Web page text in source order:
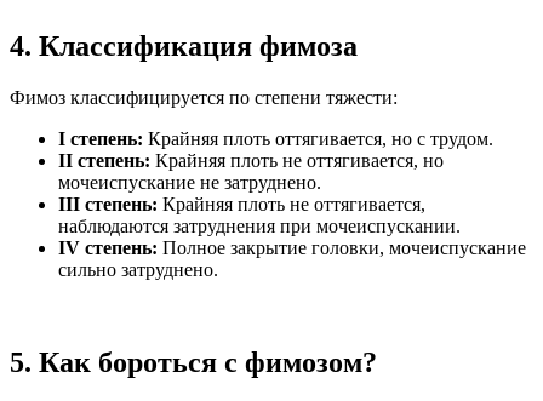
4. Классификация фимоза
Фимоз классифицируется по степени тяжести:
I степень: Крайняя плоть оттягивается, но с трудом.
II степень: Крайняя плоть не оттягивается, но
мочеиспускание не затруднено.
III степень: Крайняя плоть не оттягивается,
наблюдаются затруднения при мочеиспускании.
IV степень: Полное закрытие головки, мочеиспускание
сильно затруднено.
5. Как бороться с фимозом?